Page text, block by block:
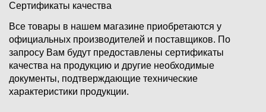
Сертификаты качества
Все товары в нашем магазине приобретаются у
официальных производителей и поставщиков. По
запросу Вам будут предоставлены сертификаты
качества на продукцию и другие необходимые
документы, подтверждающие технические
характеристики продукции.